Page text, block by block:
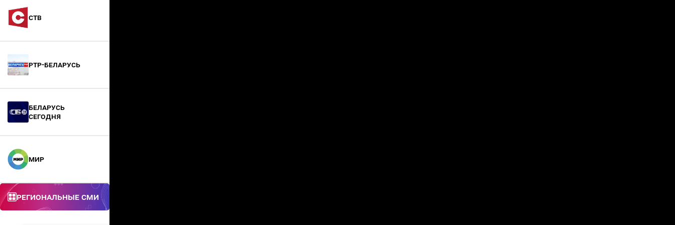
СТВ
РТР-Беларусь
БЕЛАРУСЬ
СЕГОДНЯ
МИР
Региональные СМИ